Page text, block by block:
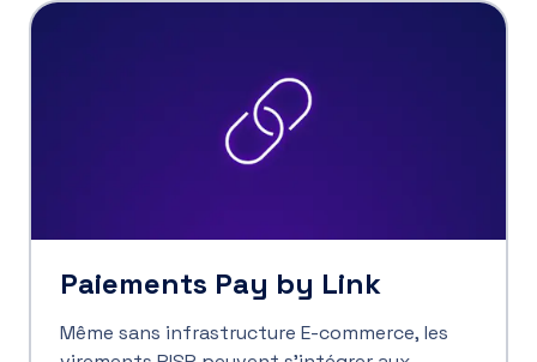
Paiements Pay by Link
Même sans infrastructure E-commerce, les